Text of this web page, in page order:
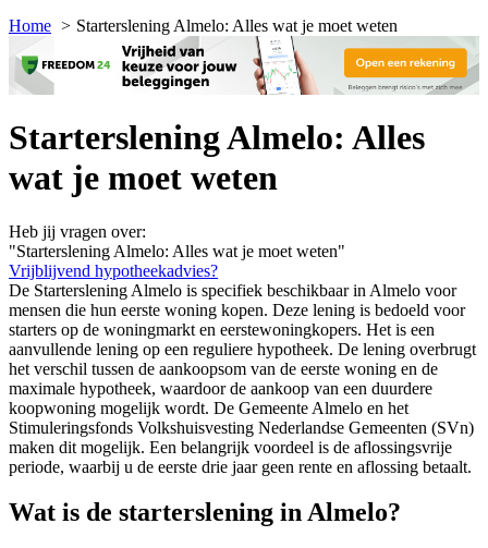
Home
Starterslening Almelo: Alles wat je moet weten
Starterslening Almelo: Alles
wat je moet weten
Heb jij vragen over:
"Starterslening Almelo: Alles wat je moet weten"
Vrijblijvend hypotheekadvies?
De Starterslening Almelo is specifiek beschikbaar in Almelo voor
mensen die hun eerste woning kopen. Deze lening is bedoeld voor
starters op de woningmarkt en eerstewoningkopers. Het is een
aanvullende lening op een reguliere hypotheek. De lening overbrugt
het verschil tussen de aankoopsom van de eerste woning en de
maximale hypotheek, waardoor de aankoop van een duurdere
koopwoning mogelijk wordt. De Gemeente Almelo en het
Stimuleringsfonds Volkshuisvesting Nederlandse Gemeenten (SVn)
maken dit mogelijk. Een belangrijk voordeel is de aflossingsvrije
periode, waarbij u de eerste drie jaar geen rente en aflossing betaalt.
Wat is de starterslening in Almelo?